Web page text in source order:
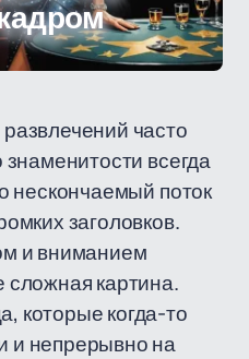
часто
знаменитости всегда
нескончаемый поток
заголовков.
и вниманием
сложная картина.
которые когда-то
и непрерывно на